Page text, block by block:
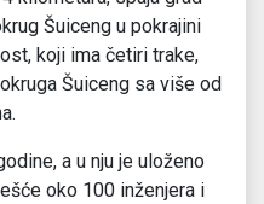
Šuiceng u pokrajini
koji ima četiri trake,
Šuiceng sa više od
a u nju je uloženo
oko 100 inženjera i